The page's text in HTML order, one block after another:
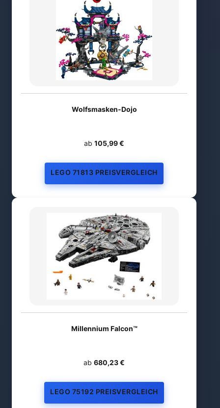
Wolfsmasken-Dojo
ab 105,99 €
LEGO 71813 PREISVERGLEICH
Millennium Falcon™
ab 680,23 €
LEGO 75192 PREISVERGLEICH